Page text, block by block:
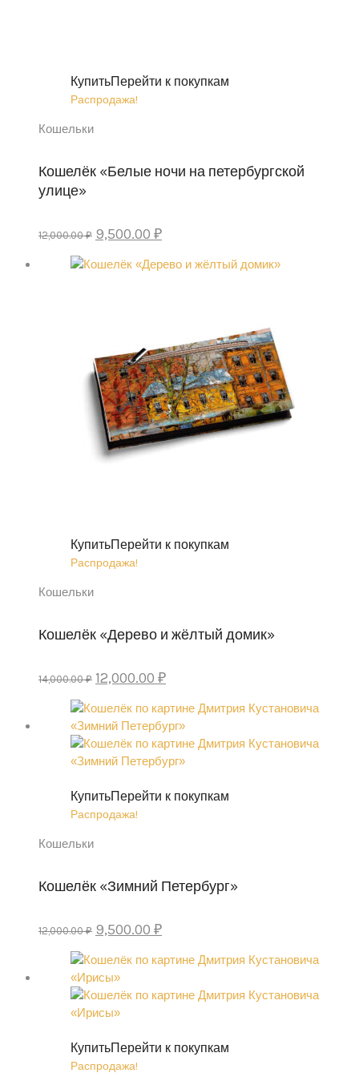
КупитьПерейти к покупкам
Распродажа!
Кошельки
Кошелёк «Белые ночи на петербургской
улице»
12,000.00 ₽ Первоначальная
составляла
9,500.00 ₽Текущая
9,500.00 ₽.
КупитьПерейти к покупкам
Распродажа!
Кошельки
Кошелёк «Дерево и жёлтый домик»
14,000.00 ₽ Первоначальная
составляла
14,000.00 ₽.
12,000.00 ₽Текущая
12,000.00 ₽.
КупитьПерейти к покупкам
Распродажа!
Кошельки
Кошелёк «Зимний Петербург»
12,000.00 ₽ Первоначальная
составляла
12,000.00 ₽.
9,500.00 ₽Текущая
9,500.00 ₽.
КупитьПерейти к покупкам
Распродажа!